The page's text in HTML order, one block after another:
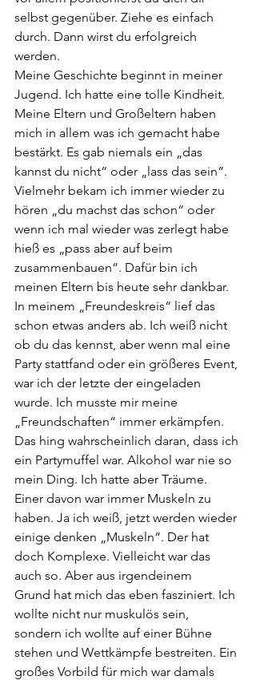
selbst gegenüber. Ziehe es einfach
durch. Dann wirst du erfolgreich
werden.
Meine Geschichte beginnt in meiner
Jugend. Ich hatte eine tolle Kindheit.
Meine Eltern und Großeltern haben
mich in allem was ich gemacht habe
bestärkt. Es gab niemals ein „das
kannst du nicht“ oder „lass das sein“.
Vielmehr bekam ich immer wieder zu
hören „du machst das schon“ oder
wenn ich mal wieder was zerlegt habe
hieß es „pass aber auf beim
zusammenbauen“. Dafür bin ich
meinen Eltern bis heute sehr dankbar.
In meinem „Freundeskreis“ lief das
schon etwas anders ab. Ich weiß nicht
ob du das kennst, aber wenn mal eine
Party stattfand oder ein größeres Event,
war ich der letzte der eingeladen
wurde. Ich musste mir meine
„Freundschaften“ immer erkämpfen.
Das hing wahrscheinlich daran, dass ich
ein Partymuffel war. Alkohol war nie so
mein Ding. Ich hatte aber Träume.
Einer davon war immer Muskeln zu
haben. Ja ich weiß, jetzt werden wieder
einige denken „Muskeln“. Der hat
doch Komplexe. Vielleicht war das
auch so. Aber aus irgendeinem
Grund hat mich das eben fasziniert. Ich
wollte nicht nur muskulös sein,
sondern ich wollte auf einer Bühne
stehen und Wettkämpfe bestreiten. Ein
großes Vorbild für mich war damals